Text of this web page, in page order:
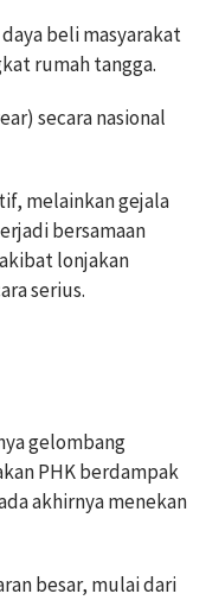
beli masyarakat
rumah tangga.
secara nasional
melainkan gejala
bersamaan
lonjakan
serius.
gelombang
PHK berdampak
akhirnya menekan
besar, mulai dari